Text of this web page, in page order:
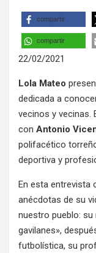
compartir
compartir
22/02/2021
Lola Mateo
dedicada a
vecinos y vecinas.
con Antonio
polifacético
deportiva y
En esta entrevista
anécdotas de su
nuestro pueblo: su
gavilanes»,
futbolística, su